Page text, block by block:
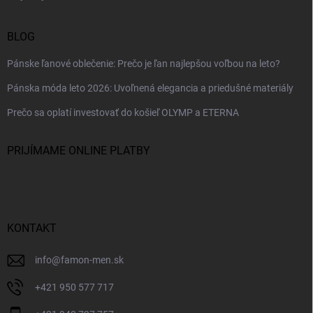
BLOG
Pánske ľanové oblečenie: Prečo je ľan najlepšou voľbou na leto?
Pánska móda leto 2026: Uvoľnená elegancia a priedušné materiály
Prečo sa oplatí investovať do košieľ OLYMP a ETERNA
PRIJÍMAME ONLINE PLATBY
KONTAKT
info@famon-men.sk
+421 950 577 717